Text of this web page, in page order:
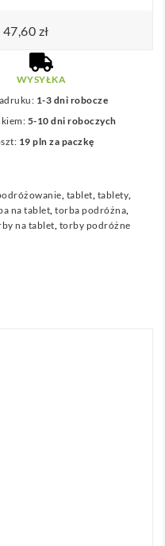
47,60 zł
WYSYŁKA
1-3 dni robocze
5-10 dni roboczych
19 pln za paczkę
tablet tablety
na tablet ,torba podróżna
na tablet torby podróżne